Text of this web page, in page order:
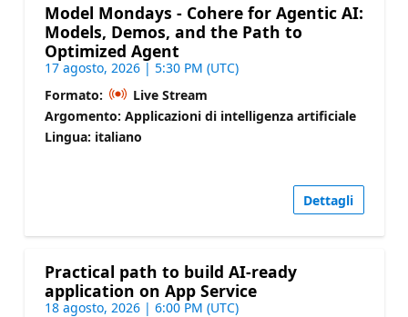
Model Mondays - Cohere for Agentic AI:
Models, Demos, and the Path to
Optimized Agent
17 agosto, 2026 | 5:30 PM (UTC)
Formato:
Live Stream
Argomento: Applicazioni di intelligenza artificiale
Lingua: italiano
Dettagli
Practical path to build AI-ready
application on App Service
18 agosto, 2026 | 6:00 PM (UTC)